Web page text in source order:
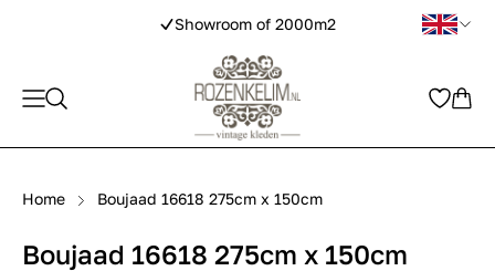
Showroom of 2000m2
Home Boujaad 16618 275cm x 150cm
Boujaad 16618 275cm x 150cm